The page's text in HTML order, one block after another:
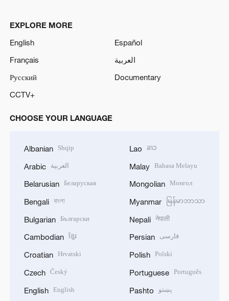
EXPLORE MORE
English
Español
Français
العربية
Русский
Documentary
CCTV+
CHOOSE YOUR LANGUAGE
Albanian Shqip
Arabic العربية
Belarusian Беларуская
Bengali বাংলা
Bulgarian Български
Cambodian ខ្មែរ
Croatian Hrvatski
Czech Český
English English
Lao ລາວ
Malay Bahasa Melayu
Mongolian Монгол
Myanmar မြန်မာဘာသာ
Nepali नेपाली
Persian فارسی
Polish Polski
Portuguese Português
Pashto پښتو